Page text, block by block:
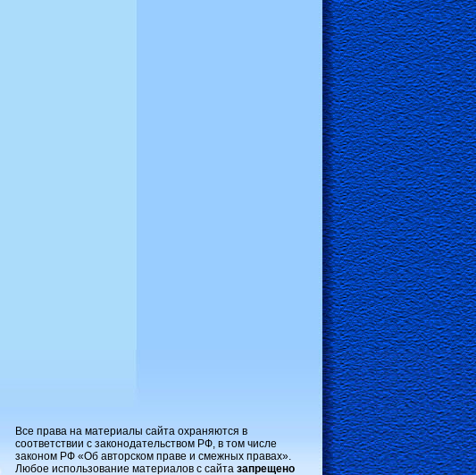
Все права на материалы сайта охраняются в
соответствии с законодательством РФ, в том числе
законом РФ «Об авторском праве и смежных правах».
Любое использование материалов с сайта запрещено